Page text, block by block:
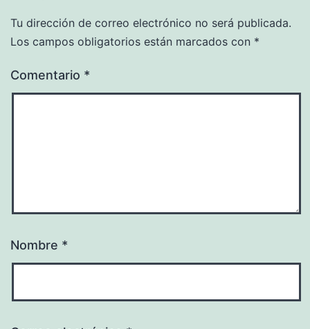
Tu dirección de correo electrónico no será publicada.
Los campos obligatorios están marcados con *
Comentario *
Nombre *